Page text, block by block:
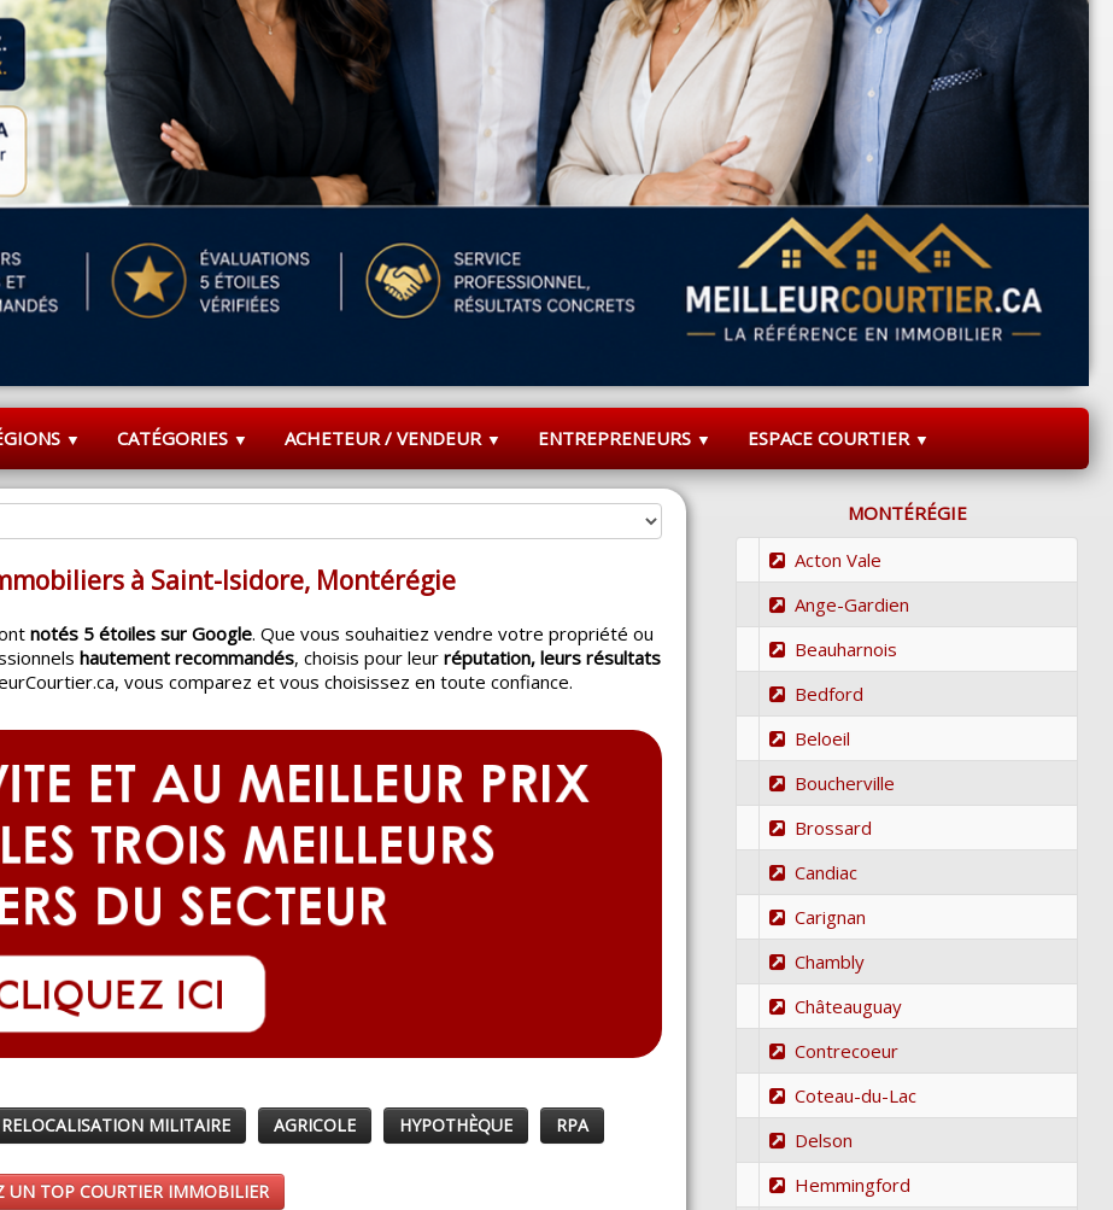
▼ CATÉGORIES ▼ ACHETEUR / VENDEUR ▼ ENTREPRENEURS ▼ ESPACE COURTIER ▼
à Saint-Isidore, Montérégie
notés 5 étoiles sur Google. Que vous souhaitiez vendre votre propriété ou
hautement recommandés, choisis pour leur réputation, leurs résultats
vous comparez et vous choisissez en toute confiance.
RELOCALISATION MILITAIRE AGRICOLE HYPOTHÈQUE RPA
UN TOP COURTIER IMMOBILIER
MONTÉRÉGIE
Acton Vale
Ange-Gardien
Beauharnois
Bedford
Beloeil
Boucherville
Brossard
Candiac
Carignan
Chambly
Châteauguay
Contrecoeur
Coteau-du-Lac
Delson
Hemmingford